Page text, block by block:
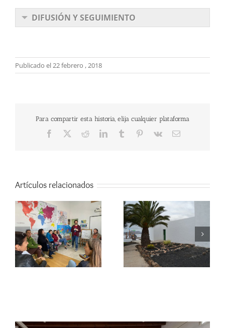
DIFUSIÓN Y SEGUIMIENTO
Publicado el 22 febrero , 2018
Para compartir esta historia, elija cualquier plataforma
Facebook RedditLinkedInTumblr Pinterest
Vk
Correo
Artículos relacionados